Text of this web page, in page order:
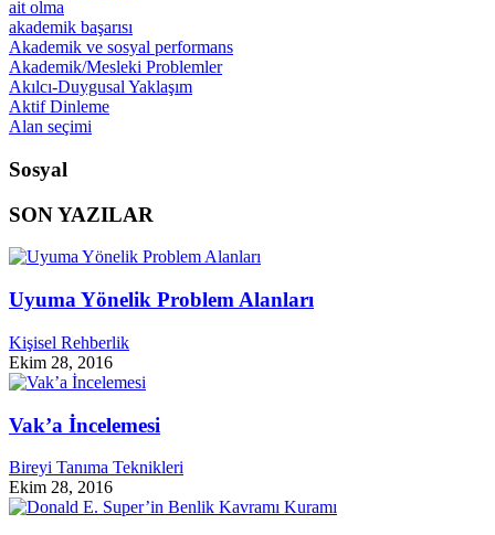
ait olma
akademik başarısı
Akademik ve sosyal performans
Akademik/Mesleki Problemler
Akılcı-Duygusal Yaklaşım
Aktif Dinleme
Alan seçimi
Sosyal
SON YAZILAR
Uyuma Yönelik Problem Alanları
Kişisel Rehberlik
Ekim 28, 2016
Vak’a İncelemesi
Bireyi Tanıma Teknikleri
Ekim 28, 2016